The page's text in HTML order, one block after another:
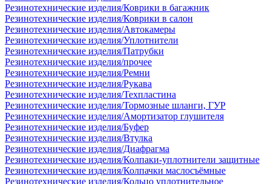
Резинотехнические изделия/Коврики в багажник
Резинотехнические изделия/Коврики в салон
Резинотехнические изделия/Автокамеры
Резинотехнические изделия/Уплотнители
Резинотехнические изделия/Патрубки
Резинотехнические изделия/прочее
Резинотехнические изделия/Ремни
Резинотехнические изделия/Рукава
Резинотехнические изделия/Техпластина
Резинотехнические изделия/Тормозные шланги, ГУР
Резинотехнические изделия/Амортизатор глушителя
Резинотехнические изделия/Буфер
Резинотехнические изделия/Втулка
Резинотехнические изделия/Диафрагма
Резинотехнические изделия/Колпаки-уплотнители защитные
Резинотехнические изделия/Колпачки маслосъёмные
Резинотехнические изделия/Кольцо уплотнительное